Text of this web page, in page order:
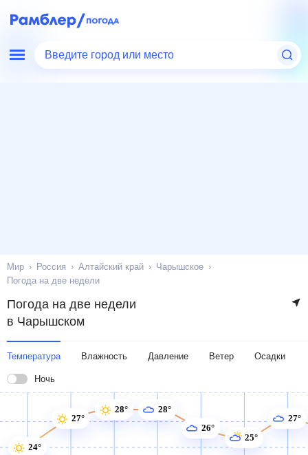
Введите город или место
Мир Россия Алтайский край
Чарышское
Погода на две недели
Погода на две недели
в Чарышском
Температура Влажность Давление Ветер Осадки
Ночь
24°
27°
28°
28°
26°
25°
27°